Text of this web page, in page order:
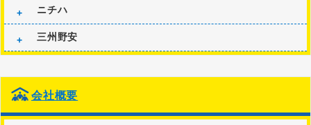
ニチハ
三州野安
会社概要